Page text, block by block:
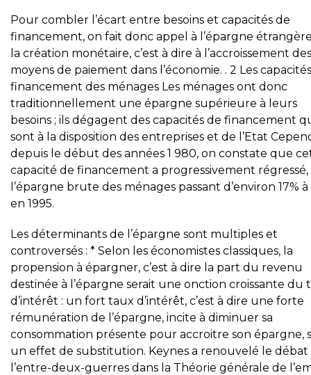
Pour combler l’écart entre besoins et capacités de
financement, on fait donc appel à l’épargne
la création monétaire, c’est à dire à l’accroissement des
moyens de paiement dans l’économie. . 2 Les
financement des ménages Les ménages ont donc
traditionnellement une épargne supérieure à leurs
besoins ; ils dégagent des capacités de financement
sont à la disposition des entreprises et de l’Etat
depuis le début des années 1 980, on constate que
capacité de financement a progressivement régressé,
l’épargne brute des ménages passant d’environ 17% à
en 1995.
Les déterminants de l’épargne sont multiples et
controversés : * Selon les économistes classiques, la
propension à épargner, c’est à dire la part du revenu
destinée à l’épargne serait une onction croissante du
d’intérêt : un fort taux d’intérêt, c’est à dire une forte
rémunération de l’épargne, incite à diminuer sa
consommation présente pour accroitre son épargne,
un effet de substitution. Keynes a renouvelé le débat
l’entre-deux-guerres dans la Théorie générale de